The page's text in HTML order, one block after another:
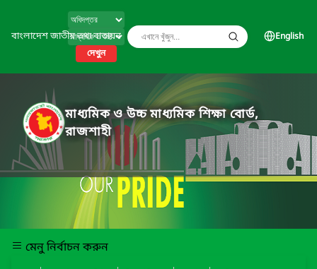
বাংলাদেশ জাতীয় তথ্য বাতায়ন
দেখুন
English
মাধ্যমিক ও উচ্চ মাধ্যমিক শিক্ষা বোর্ড,
রাজশাহী
মেনু নির্বাচন করুন